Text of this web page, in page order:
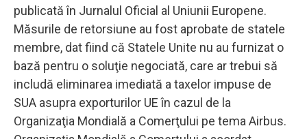
publicată în Jurnalul Oficial al Uniunii Europene.
Măsurile de retorsiune au fost aprobate de statele
membre, dat fiind că Statele Unite nu au furnizat o
bază pentru o soluţie negociată, care ar trebui să
includă eliminarea imediată a taxelor impuse de
SUA asupra exporturilor UE în cazul de la
Organizaţia Mondială a Comerţului pe tema Airbus.